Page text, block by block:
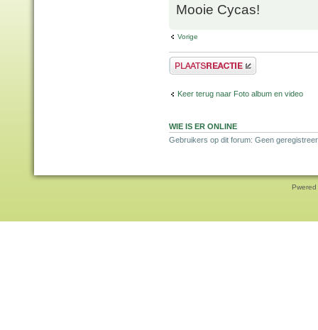
Mooie Cycas!
Vorige
Plaats een reactie
Keer terug naar Foto album en video
WIE IS ER ONLINE
Gebruikers op dit forum: Geen